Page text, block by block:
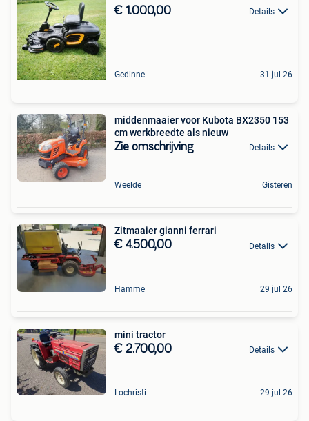
€ 1.000,00 Details
Gedinne 31 jul 26
middenmaaier voor Kubota BX2350 153
cm werkbreedte als nieuw
Zie omschrijving Details
Weelde Gisteren
Zitmaaier gianni ferrari
€ 4.500,00 Details
Hamme 29 jul 26
mini tractor
€ 2.700,00 Details
Lochristi 29 jul 26